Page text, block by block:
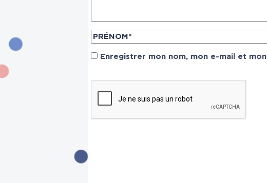
Enregistrer mon nom, mon e-mail et